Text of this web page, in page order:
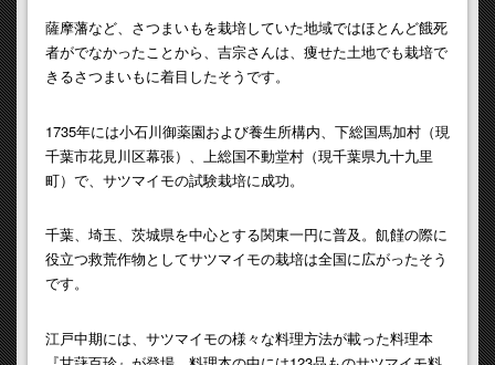
薩摩藩など、さつまいもを栽培していた地域ではほとんど餓死
者がでなかったことから、吉宗さんは、痩せた土地でも栽培で
きるさつまいもに着目したそうです。
1735年には小石川御薬園および養生所構内、下総国馬加村（現
千葉市花見川区幕張）、上総国不動堂村（現千葉県九十九里
町）で、サツマイモの試験栽培に成功。
千葉、埼玉、茨城県を中心とする関東一円に普及。飢饉の際に
役立つ救荒作物としてサツマイモの栽培は全国に広がったそう
です。
江戸中期には、サツマイモの様々な料理方法が載った料理本